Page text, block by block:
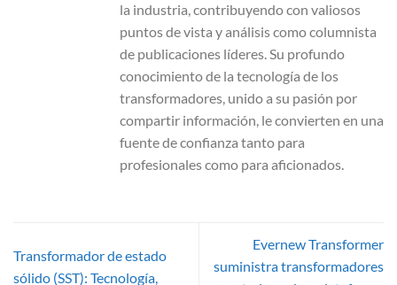
la industria, contribuyendo con valiosos
puntos de vista y análisis como columnista
de publicaciones líderes. Su profundo
conocimiento de la tecnología de los
transformadores, unido a su pasión por
compartir información, le convierten en una
fuente de confianza tanto para
profesionales como para aficionados.
Transformador de estado
sólido (SST): Tecnología,
Evernew Transformer
suministra transformadores